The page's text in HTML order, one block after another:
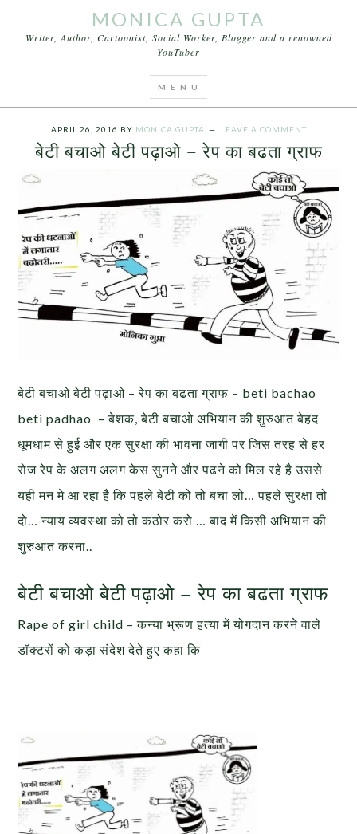
MONICA GUPTA
Writer, Author, Cartoonist, Social Worker, Blogger and a renowned
YouTuber
APRIL 26, 2016 BY MONICA GUPTA LEAVE A COMMENT
बेटी बचाओ बेटी पढ़ाओ – रेप का बढता ग्राफ
बेटी बचाओ बेटी पढ़ाओ – रेप का बढता ग्राफ – beti bachao
beti padhao – बेशक, बेटी बचाओ अभियान की शुरुआत बेहद
धूमधाम से हुई और एक सुरक्षा की भावना जागी पर जिस तरह से हर
रोज रेप के अलग अलग केस सुनने और पढने को मिल रहे है उससे
यही मन मे आ रहा है कि पहले बेटी को तो बचा लो… पहले सुरक्षा तो
दो… न्याय व्यवस्था को तो कठोर करो … बाद में किसी अभियान की
शुरुआत करना..
बेटी बचाओ बेटी पढ़ाओ – रेप का बढता ग्राफ
Rape of girl child – कन्या भ्रूण हत्या में योगदान करने वाले
डॉक्टरों को कड़ा संदेश देते हुए कहा कि